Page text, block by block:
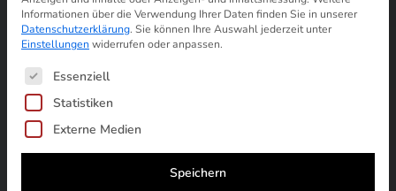
Informationen über die Verwendung Ihrer Daten finden Sie in unserer
Datenschutzerklärung. Sie können Ihre Auswahl jederzeit unter
Einstellungen widerrufen oder anpassen.
Es folgt eine Liste der Service-Gruppen, für die
Essenziell
Statistiken
Externe Medien
Speichern